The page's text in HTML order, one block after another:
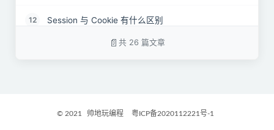
12 Session 与 Cookie 有什么区别
你会使用什么技术或者框架来实现Session管理
有哪些措施可以降低使用 Cookie 的风险
共 26 篇文章
© 2021 帅地玩编程 粤ICP备2020112221号-1